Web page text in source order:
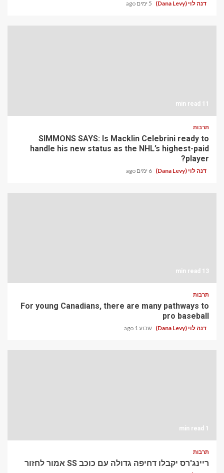
דנה לוי (Dana Levy) 5 ימים ago
11 min read
תרבות
SIMMONS SAYS: Is Macklin Celebrini ready to
handle his new status as the NHL’s highest-paid
player?
דנה לוי (Dana Levy) 6 ימים ago
13 min read
תרבות
For young Canadians, there are many pathways to
pro baseball
דנה לוי (Dana Levy) שבוע 1 ago
1 min read
תרבות
ריינג'רס יקבלו דחיפה גדולה עם כוכב SS אמור לחזור